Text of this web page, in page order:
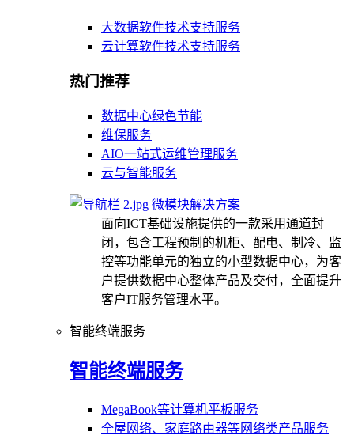
大数据软件技术支持服务
云计算软件技术支持服务
热门推荐
数据中心绿色节能
维保服务
AIO一站式运维管理服务
云与智能服务
微模块解决方案
面向ICT基础设施提供的一款采用通道封
闭，包含工程预制的机柜、配电、制冷、监
控等功能单元的独立的小型数据中心，为客
户提供数据中心整体产品及交付，全面提升
客户IT服务管理水平。
智能终端服务
智能终端服务
MegaBook等计算机平板服务
全屋网络、家庭路由器等网络类产品服务